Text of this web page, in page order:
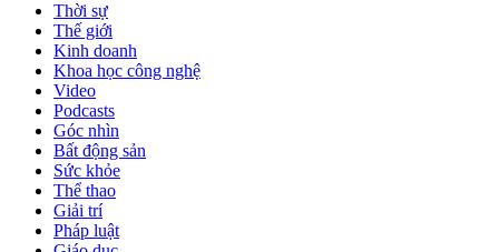
Thời sự
Thế giới
Kinh doanh
Khoa học công nghệ
Video
Podcasts
Góc nhìn
Bất động sản
Sức khỏe
Thể thao
Giải trí
Pháp luật